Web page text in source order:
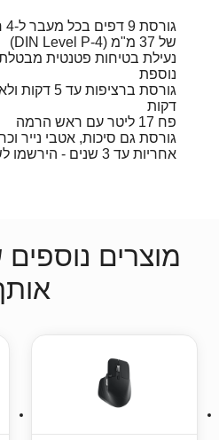
של 37 מ"מ (DIN Level P-4)
נעילת בטיחות פטנטית
נוספת
דקות
פח 17 ליטר עם ראש הרמה
גורסת גם סיכות, אטבי נייר
אחריות עד 3 שנים - הירשמו לשנה נוספת (2+1)
מוצרים נוספים